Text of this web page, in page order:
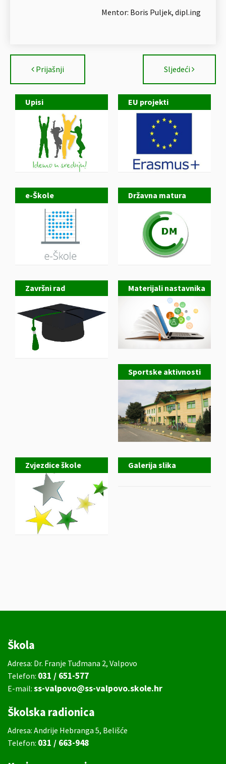
Upisi EU projekti
e-Škole Državna matura
Završni rad Materijali nastavnika
Sportske aktivnosti
Zvjezdice škole Galerija slika
Mentor: Boris Puljek, dipl.ing
Prijašnji Sljedeći
Škola
Adresa: Dr. Franje Tuđmana 2, Valpovo
Telefon: 031 / 651-577
E-mail: ss-valpovo@ss-valpovo.skole.hr
Školska radionica
Adresa: Andrije Hebranga 5, Belišće
Telefon: 031 / 663-948